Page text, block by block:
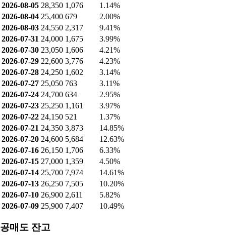
2026-08-05 28,350 1,076
1.14%
2026-08-04 25,400 679
2.00%
2026-08-03 24,550 2,317
9.41%
2026-07-31 24,000 1,675
3.99%
2026-07-30 23,050 1,606
4.21%
2026-07-29 22,600 3,776
4.23%
2026-07-28 24,250 1,602
3.14%
2026-07-27 25,050 763
3.11%
2026-07-24 24,700 634
2.95%
2026-07-23 25,250 1,161
3.97%
2026-07-22 24,150 521
1.37%
2026-07-21 24,350 3,873
14.85%
2026-07-20 24,600 5,684
12.63%
2026-07-16 26,150 1,706
6.33%
2026-07-15 27,000 1,359
4.50%
2026-07-14 25,700 7,974
14.61%
2026-07-13 26,250 7,505
10.20%
2026-07-10 26,900 2,611
5.82%
2026-07-09 25,900 7,407 10.49%
공매도 잔고